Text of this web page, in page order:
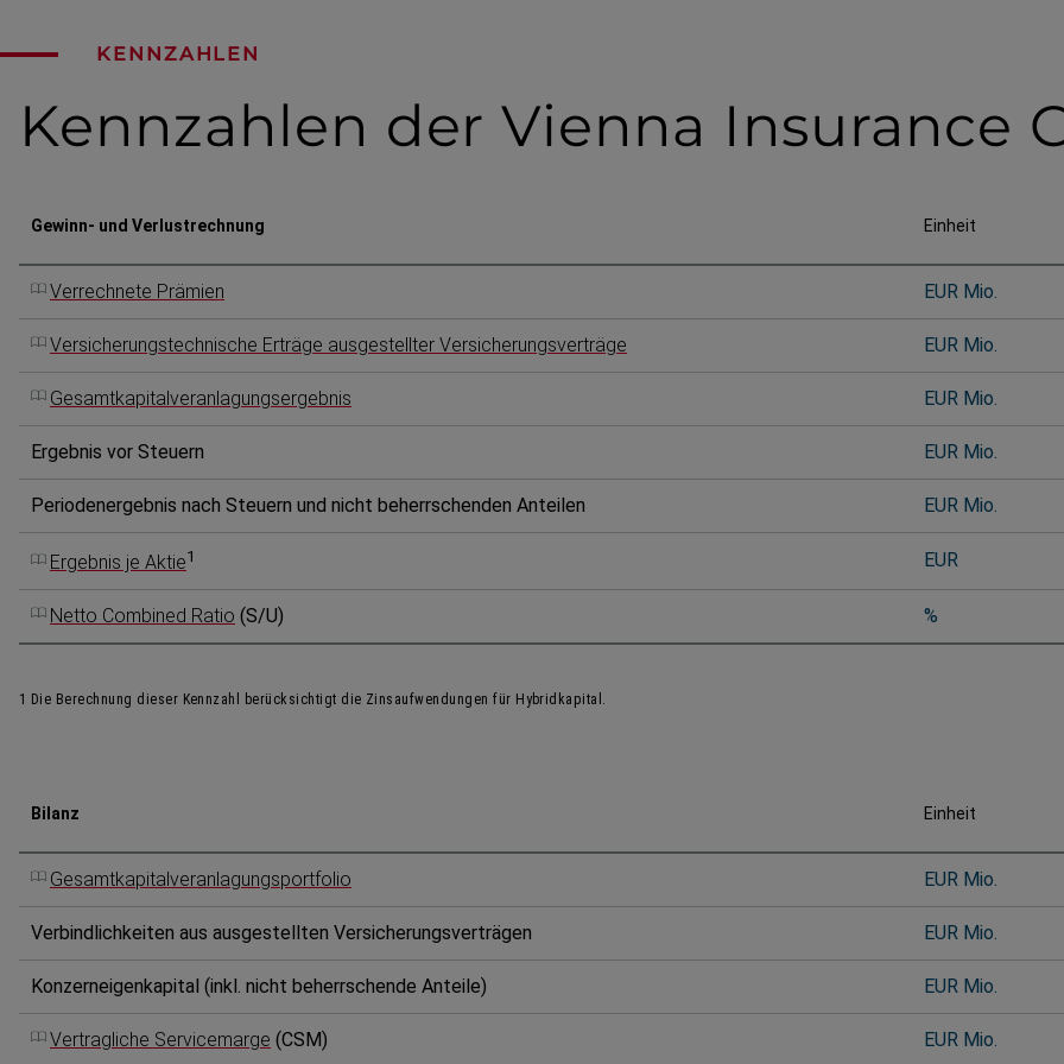
KENNZAHLEN
Kennzahlen der Vienna Insurance
Gewinn- und Verlust­rechnung Einheit
1 Die Berechnung dieser Kennzahl berück­sichtigt die Zinsauf­wen­dungen für Hybrid­kapital.
Verrechnete Prämien EUR Mio.
Versicherungstechnische Erträge ausgestellter Versicherungsverträge EUR Mio.
Gesamtkapitalveranlagungsergebnis EUR Mio.
Ergebnis vor Steuern EUR Mio.
Perioden­er­gebnis nach Steuern und nicht beherr­schenden Anteilen EUR Mio.
Ergebnis je Aktie1 EUR
Netto Combined Ratio (S/U) %
Bilanz Einheit
Gesamtkapitalveranlagungsportfolio EUR Mio.
Verbind­lich­keiten aus ausgestellten Versiche­rungs­ver­trägen EUR Mio.
Konzern­ei­gen­kapital (inkl. nicht beherr­schende Anteile) EUR Mio.
Vertragliche Servicemarge (CSM) EUR Mio.